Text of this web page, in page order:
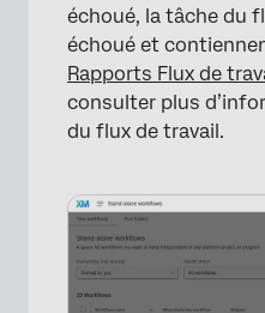
échoué, la tâche du
échoué et
Rapports Flux de
consulter plus
du flux de travail.